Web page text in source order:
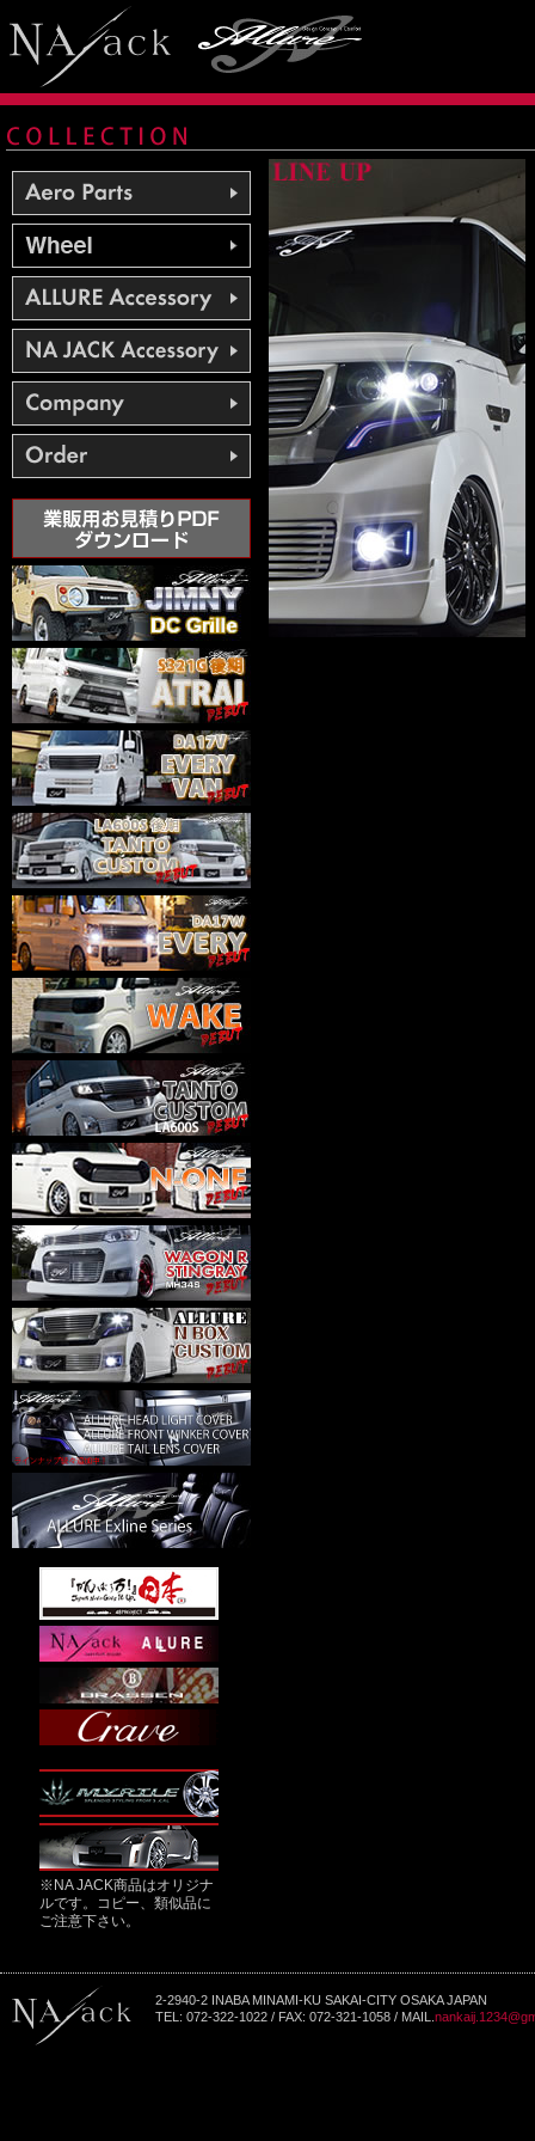
※NA JACK商品はオリジナ
ルです。コピー、類似品に
ご注意下さい。
2-2940-2 INABA MINAMI-KU SAKAI-CITY OSAKA JAPAN
TEL: 072-322-1022 / FAX: 072-321-1058 / MAIL.